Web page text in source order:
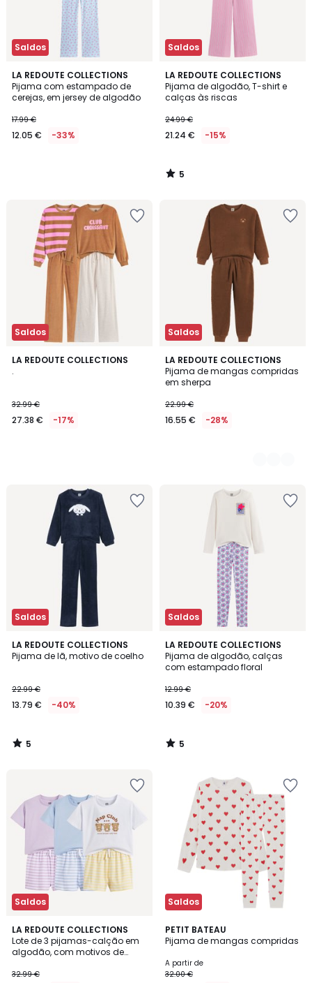
Saldos
LA REDOUTE COLLECTIONS
Pijama com estampado de
cerejas, em jersey de algodão
17.99 €
12.05 € -33%
Saldos
LA REDOUTE COLLECTIONS
Pijama de algodão, T-shirt e
calças às riscas
24.99 €
21.24 € -15%
5
/
5
5
/
Saldos
LA REDOUTE COLLECTIONS
.
32.99 €
27.38 € -17%
Saldos
LA REDOUTE COLLECTIONS
Pijama de mangas compridas
em sherpa
22.99 €
16.55 € -28%
2
Cores
Saldos
LA REDOUTE COLLECTIONS
Pijama de lã, motivo de coelho
22.99 €
13.79 € -40%
5
/
5
/
Saldos
LA REDOUTE COLLECTIONS
Pijama de algodão, calças
com estampado floral
12.99 €
10.39 € -20%
5
/
5
5
/
Saldos
LA REDOUTE COLLECTIONS
Lote de 3 pijamas-calção em
algodão, com motivos de
32.99 €
Saldos
PETIT BATEAU
Pijama de mangas compridas
A partir de
32.00 €
4,7
/ 5